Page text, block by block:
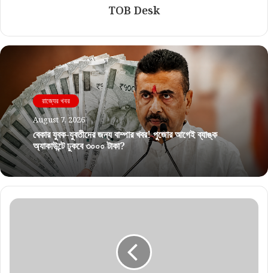
TOB Desk
রাজ্যের খবর
August 7, 2026
বেকার যুবক-যুবতীদের জন্য বাম্পার খবর! পুজোর আগেই ব্যাঙ্ক
অ্যাকাউন্টে ঢুকবে ৩০০০ টাকা?